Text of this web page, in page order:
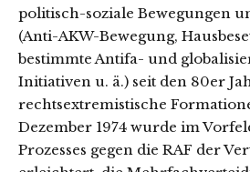
politisch-soziale Bewegungen
(Anti-AKW-Bewegung,
bestimmte Antifa- und
Initiativen u. ä.) seit den 80er
rechtsextremistische
Dezember 1974 wurde im
Prozesses gegen die RAF der